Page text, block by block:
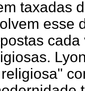
taxadas
esse